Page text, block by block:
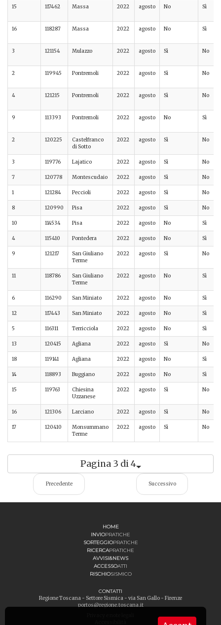
15 117462 Massa 2022 agosto No Sì
16 118287 Massa 2022 agosto No Sì
3 121154 Mulazzo 2022 agosto Sì No
2 119945 Pontremoli 2022 agosto Sì No
4 121215 Pontremoli 2022 agosto Sì No
9 113393 Pontremoli 2022 agosto No Sì
2 120225
Castelfranco
di Sotto
2022 agosto Sì No
3 119776 Lajatico 2022 agosto Sì No
7 120778 Montescudaio 2022 agosto Sì No
1 121284 Peccioli 2022 agosto Sì No
8 120990 Pisa 2022 agosto Sì No
10 114534 Pisa 2022 agosto No Sì
4 115410 Pontedera 2022 agosto No Sì
9 121217
San Giuliano
Terme
2022 agosto Sì No
11 118786
San Giuliano
Terme
2022 agosto No Sì
6 116290 San Miniato 2022 agosto No Sì
12 117443 San Miniato 2022 agosto No Sì
5 116311 Terricciola 2022 agosto No Sì
13 120415 Agliana 2022 agosto Sì No
18 119141 Agliana 2022 agosto No Sì
14 118893 Buggiano 2022 agosto No Sì
15 119763
Chiesina
Uzzanese
2022 agosto Sì No
16 121306 Larciano 2022 agosto Sì No
17 120410
Monsummano
Terme
2022 agosto Sì No
Pagina 3 di 4
Precedente Successivo
HOME
INVIOPRATICHE
SORTEGGIOPRATICHE
RICERCAPRATICHE
AVVISI&NEWS
ACCESSOATTI
RISCHIOSISMICO
CONTATTI
Regione Toscana - Settore Sismica - via San Gallo - Firenze
portos@regione.toscana.it